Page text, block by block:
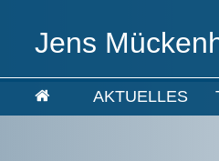
Jens
AKTUELLES